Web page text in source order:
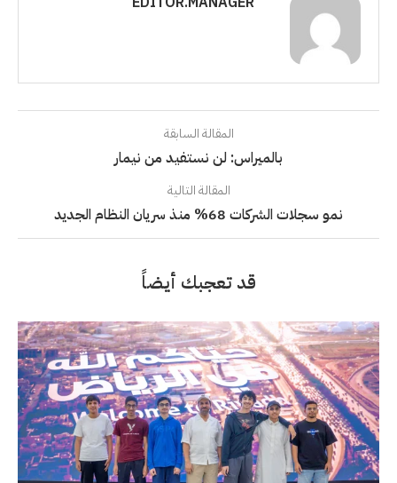
المقالة السابقة
بالميراس: لن نستفيد من نيمار
المقالة التالية
نمو سجلات الشركات 68% منذ سريان النظام الجديد
قد تعجبك أيضاً